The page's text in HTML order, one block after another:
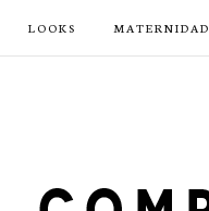
LOOKS MATERNIDAD